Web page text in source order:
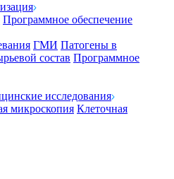
Программное обеспечение
ГМИ Патогены в
состав Программное
исследования
микроскопия Клеточная